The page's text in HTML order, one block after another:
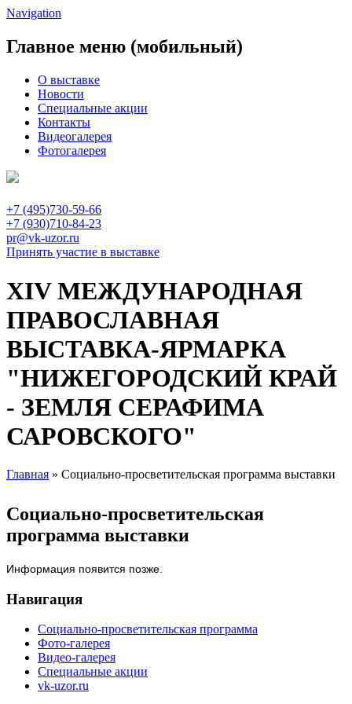
Navigation
Главное меню (мобильный)
О выставке
Новости
Специальные акции
Контакты
Видеогалерея
Фотогалерея
+7 (495)730-59-66
+7 (930)710-84-23
pr@vk-uzor.ru
Принять участие в выставке
XIV МЕЖДУНАРОДНАЯ
ПРАВОСЛАВНАЯ
ВЫСТАВКА-ЯРМАРКА
"НИЖЕГОРОДСКИЙ КРАЙ
- ЗЕМЛЯ СЕРАФИМА
САРОВСКОГО"
Главная » Социально-просветительская программа выставки
Социально-просветительская
программа выставки
Информация появится позже.
Навигация
Социально-просветительская программа
Фото-галерея
Видео-галерея
Специальные акции
vk-uzor.ru